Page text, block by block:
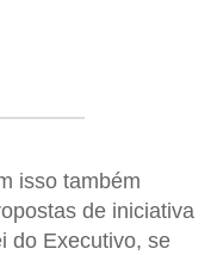
isso também
de iniciativa
do Executivo, se